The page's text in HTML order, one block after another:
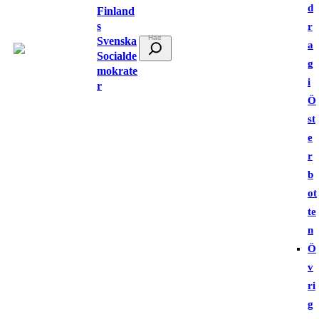
Finland
s
Svenska
Socialde
mokrate
r
ö
d
r
a
g
i
Ö
st
e
r
b
ot
te
n
Ö
v
ri
g